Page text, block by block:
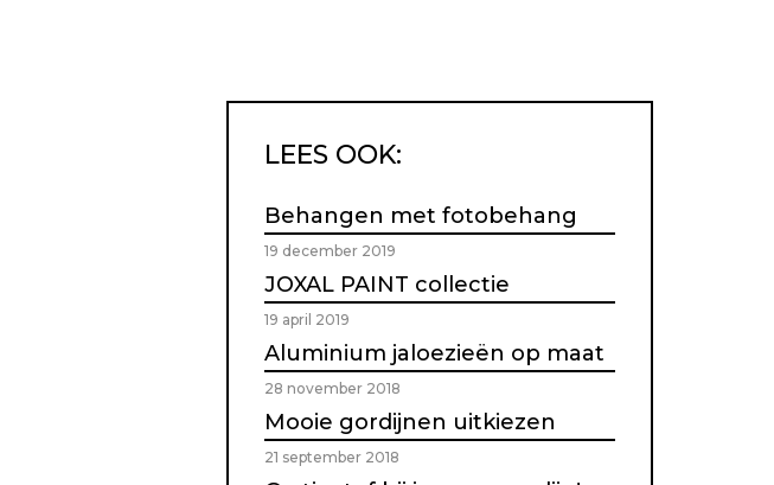
LEES OOK:
Behangen met fotobehang
19 december 2019
JOXAL PAINT collectie
19 april 2019
Aluminium jaloezieën op maat
28 november 2018
Mooie gordijnen uitkiezen
21 september 2018